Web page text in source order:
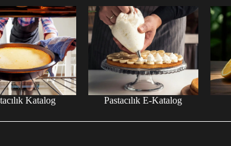
Katalog Pastacılık E-Katalog